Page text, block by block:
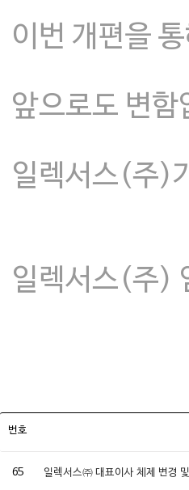
이번 개편을
앞으로도 변
일렉서스(주)
일렉서스(주)
번호
65 일렉서스㈜ 대표이사 체제 변경